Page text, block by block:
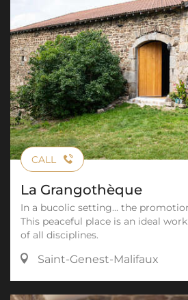
CALL
La Grangothèque
In a bucolic setting... the
This peaceful place is an ideal
of all disciplines.
Saint-Genest-Malifaux